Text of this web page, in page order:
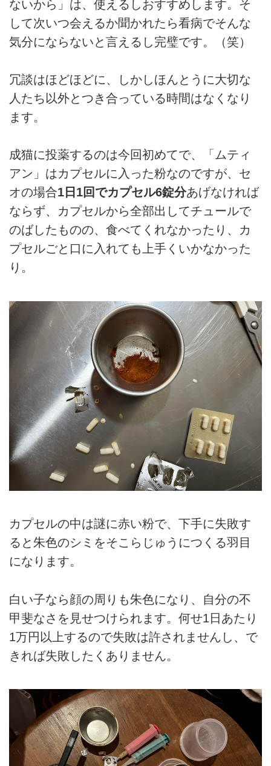
ないから」は、使えるしおすすめします。そ
して次いつ会えるか聞かれたら看病でそんな
気分にならないと言えるし完璧です。（笑）
冗談はほどほどに、しかしほんとうに大切な
人たち以外とつき合っている時間はなくなり
ます。
成猫に投薬するのは今回初めてで、「ムティ
アン」はカプセルに入った粉なのですが、セ
オの場合1日1回でカプセル6錠分あげなければ
ならず、カプセルから全部出してチュールで
のばしたものの、食べてくれなかったり、カ
プセルごと口に入れても上手くいかなかった
り。
カプセルの中は謎に赤い粉で、下手に失敗す
ると朱色のシミをそこらじゅうにつくる羽目
になります。
白い子なら顔の周りも朱色になり、自分の不
甲斐なさを見せつけられます。何せ1日あたり
1万円以上するので失敗は許されませんし、で
きれば失敗したくありません。